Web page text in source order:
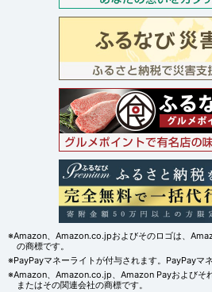
※Amazon、Amazon.co.jpおよびそのロゴは、
の商標です。
※PayPayマネーライトが付与されます。PayPayマ
※Amazon、Amazon.co.jp、Amazon Payおよびそ
またはその関連会社の商標です。